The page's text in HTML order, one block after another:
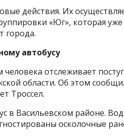
действия. Их
«Юг», которая уже
города.
автобусу
отслеживает
области. Об этом
Троссел.
в Васильевском районе.
осколочные